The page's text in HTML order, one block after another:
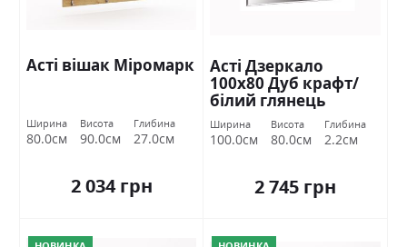
Асті вішак Міромарк
Ширина
80.0см
Висота
90.0см
Глибина
27.0см
2 034 грн
Асті Дзеркало
100х80 Дуб крафт/
білий глянець
Міромарк
Ширина
100.0см
Висота
80.0см
Глибина
2.2см
2 745 грн